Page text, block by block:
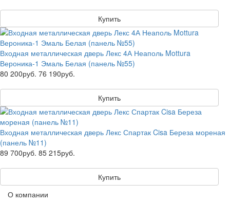
Купить
Входная металлическая дверь Лекс 4А Неаполь Mottura
Вероника-1 Эмаль Белая (панель №55)
80 200руб. 76 190руб.
Купить
Входная металлическая дверь Лекс Спартак Cisa Береза мореная
(панель №11)
89 700руб. 85 215руб.
Купить
О компании